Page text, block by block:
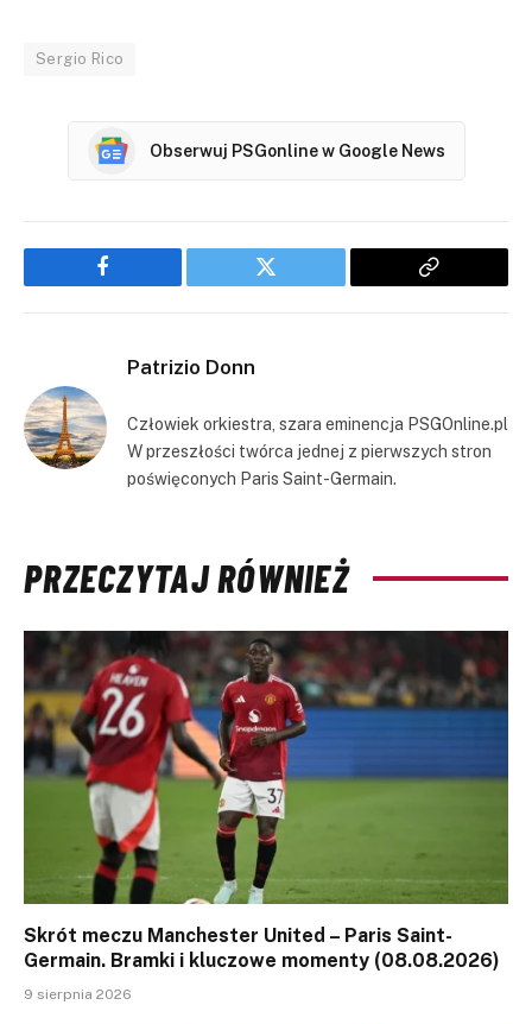
Sergio Rico
Obserwuj PSGonline w Google News
Facebook Twitter
Copy
Patrizio Donn
Człowiek orkiestra, szara eminencja PSGOnline.pl
W przeszłości twórca jednej z pierwszych stron
poświęconych Paris Saint-Germain.
PRZECZYTAJ RÓWNIEŻ
Skrót meczu Manchester United – Paris Saint-
Germain. Bramki i kluczowe momenty (08.08.2026)
9 sierpnia 2026